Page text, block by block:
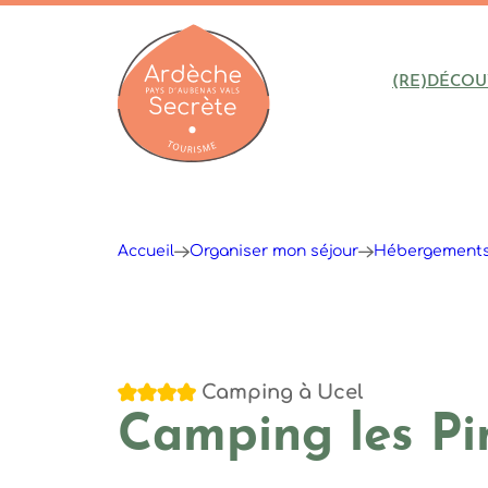
Accueil Organiser mon séjour
4 étoiles Camping à Ucel
Camping les